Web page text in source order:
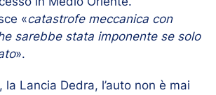
«catastrofe meccanica con
sarebbe stata imponente se solo
».
Lancia Dedra, l’auto non è mai